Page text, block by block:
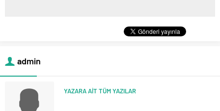
admin
YAZARA AİT TÜM YAZILAR